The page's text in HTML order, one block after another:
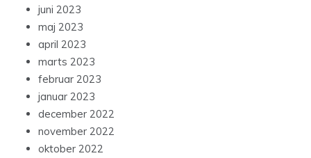
juni 2023
maj 2023
april 2023
marts 2023
februar 2023
januar 2023
december 2022
november 2022
oktober 2022